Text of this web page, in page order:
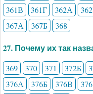
361В
361Г 362А
367А
367Б 368
27. Почему их так
369 370 371 372Б
376А
376Б 376В